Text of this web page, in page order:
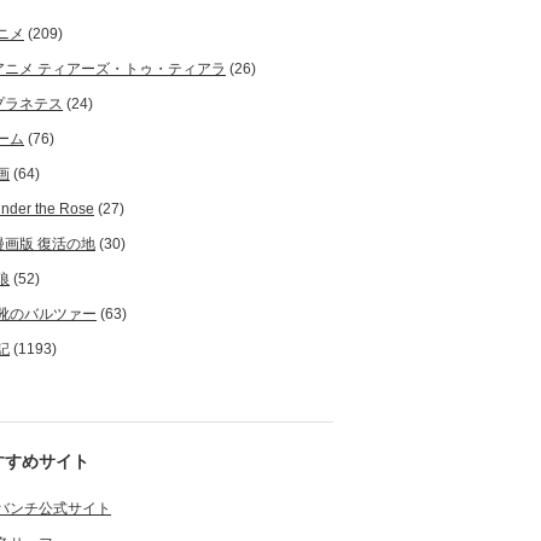
メ (209)
ニメ ティアーズ・トゥ・ティアラ (26)
ラネテス (24)
ム (76)
(64)
the Rose (27)
画版 復活の地 (30)
(52)
のバルツァー (63)
(1193)
すめサイト
ンチ公式サイト